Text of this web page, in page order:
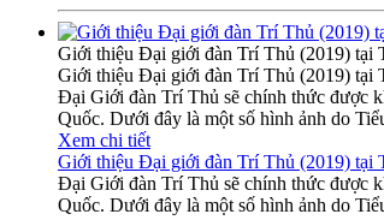
Giới thiệu Đại giới đàn Trí Thủ (2019) tại
Giới thiệu Đại giới đàn Trí Thủ (2019) tại
Đại Giới đàn Trí Thủ sẽ chính thức được
Quốc. Dưới đây là một số hình ảnh do
Xem chi tiết
Giới thiệu Đại giới đàn Trí Thủ (2019) tại
Đại Giới đàn Trí Thủ sẽ chính thức được
Quốc. Dưới đây là một số hình ảnh do